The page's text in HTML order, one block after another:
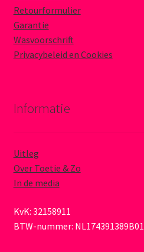
Retourformulier
Garantie
Wasvoorschrift
Privacybeleid en Cookies
Informatie
Uitleg
Over Toetie & Zo
In de media
KvK: 32158911
BTW-nummer: NL174391389B01